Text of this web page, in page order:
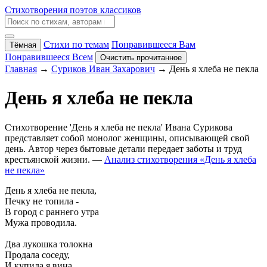
Стихотворения поэтов классиков
Тёмная Стихи по темам Понравившееся Вам
Понравившееся Всем
Очистить прочитанное
Главная → Суриков Иван Захарович → День я хлеба не пекла
День я хлеба не пекла
Стихотворение 'День я хлеба не пекла' Ивана Сурикова
представляет собой монолог женщины, описывающей свой
день. Автор через бытовые детали передает заботы и труд
крестьянской жизни. — Анализ стихотворения «День я хлеба
не пекла»
День я хлеба не пекла,
Печку не топила -
В город с раннего утра
Мужа проводила.
Два лукошка толокна
Продала соседу,